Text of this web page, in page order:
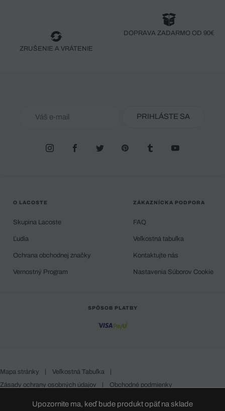
Upozornite ma, keď bude produkt opäť na sklade
ZRUŠENIE A VRÁTENIE
DOPRAVA ZADARMO OD 90€
PRIHLÁSTE SA
O LACOSTE
Skupina Lacoste
Ľudia
Ochrana obchodnej značky
Vernostný Program
ZÁKAZNÍCKA PODPORA
FAQ
Veľkostná tabuľka
Kontaktujte nás
Nastavenia Súborov Cookie
SPÔSOB PLATBY
Mapa stránky | Veľkostná Tabuľka
|
Zásady ochrany osobných údajov
| Obchodné podmienky